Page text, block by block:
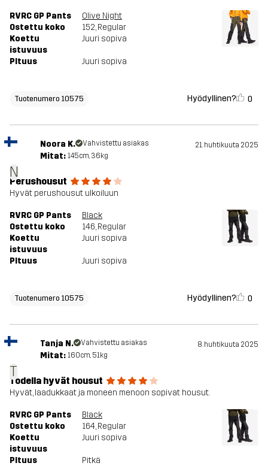
RVRC GP Pants
Olive Night
Ostettu koko
152, Regular
Koettu
istuvuus
Juuri sopiva
PItuus Juuri sopiva
Tuotenumero 10575 Hyödyllinen? 0
N
Noora K. Vahvistettu asiakas 21. huhtikuuta 2025
Mitat: 145cm, 36kg
Perushousut
Hyvät perushousut ulkoiluun
RVRC GP Pants
Black
Ostettu koko
146, Regular
Koettu
istuvuus
Juuri sopiva
PItuus Juuri sopiva
Tuotenumero 10575 Hyödyllinen? 0
T
Tanja N. Vahvistettu asiakas 8. huhtikuuta 2025
Mitat: 160cm, 51kg
Todella hyvät housut
Hyvät, laadukkaat ja moneen menoon sopivat housut.
RVRC GP Pants
Black
Ostettu koko
164, Regular
Koettu
istuvuus
Juuri sopiva
PItuus Pitkä